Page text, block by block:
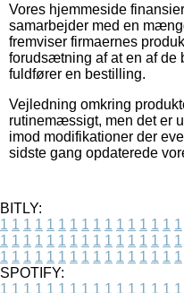
Vores hjemmeside
samarbejder med en
fremviser firmaernes
forudsætning af at en af de
fuldfører en bestilling.
Vejledning omkring
rutinemæssigt, men det er
imod modifikationer der
sidste gang opdaterede
BITLY:
1 1 1 1 1 1 1 1 1 1 1 1 1 1 1 1
1 1 1 1 1 1 1 1 1 1 1 1 1 1 1 1
1 1 1 1 1 1 1 1 1 1 1 1 1 1 1 1
SPOTIFY:
1 1 1 1 1 1 1 1 1 1 1 1 1 1 1 1